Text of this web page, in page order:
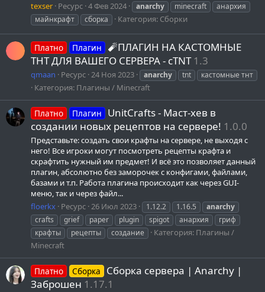
texser Ресурс 4 Фев 2024 anarchy minecraft
анархия
майнкрафт
сборка Категория: Сборки
Платно Плагин
🧨ПЛАГИН НА КАСТОМНЫЕ
ТНТ ДЛЯ ВАШЕГО СЕРВЕРА - cTNT 1.3
qmaan Ресурс 24 Ноя 2023 anarchy tnt кастомные тнт
Категория: Плагины / Minecraft
Платно Плагин
UnitCrafts - Маст-хев в
создании новых рецептов на сервере! 1.0.0
Представьте: создать свои крафты на сервере, не выходя с
него! Все игроки могут посмотреть рецепты крафта и
скрафтить нужный им предмет! И всё это позволяет данный
плагин, абсолютно без заморочек с конфигами, файлами,
базами и т.п. Работа плагина происходит как через GUI-
меню, так и через файл...
floerkx Ресурс 26 Июл 2023 1.12.2 1.16.5
anarchy
crafts
grief paper plugin spigot анархия
гриф
крафты
рецепты создание Категория: Плагины /
Minecraft
Платно Сборка
Сборка сервера | Anarchy |
Заброшен 1.17.1